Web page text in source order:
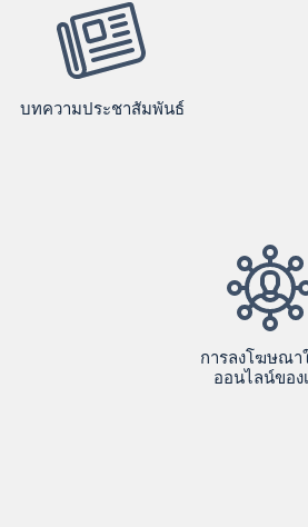
บทความประชาสัมพันธ์
การลงโฆษณา
ออนไลน์ของ